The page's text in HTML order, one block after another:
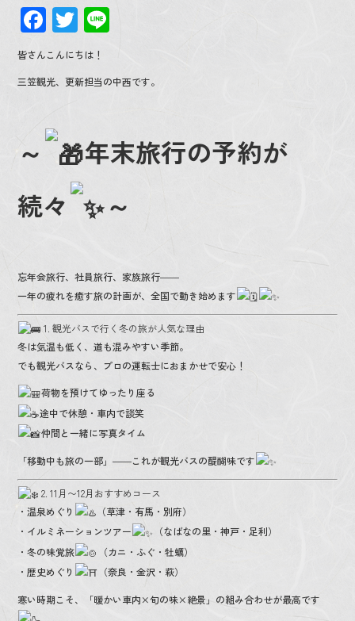
F
ac
e
b
o
o
T
wi
tt
er
e
皆さんこんにちは！
三笠観光、更新担当の中西です。
～
年末旅行の予約が
続々
～
忘年会旅行、社員旅行、家族旅行――
一年の疲れを癒す旅の計画が、全国で動き始めます
1. 観光バスで行く冬の旅が人気な理由
冬は気温も低く、道も混みやすい季節。
でも観光バスなら、プロの運転士におまかせで安心！
荷物を預けてゆったり座る
途中で休憩・車内で談笑
仲間と一緒に写真タイム
「移動中も旅の一部」――これが観光バスの醍醐味です
2. 11月〜12月おすすめコース
・温泉めぐり
（草津・有馬・別府）
・イルミネーションツアー
（なばなの里・神戸・足利）
・冬の味覚旅
（カニ・ふぐ・牡蠣）
・歴史めぐり
（奈良・金沢・萩）
寒い時期こそ、「暖かい車内×旬の味×絶景」の組み合わせが最高です